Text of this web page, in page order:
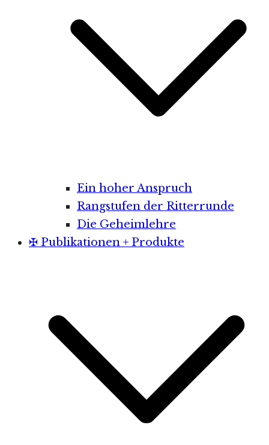
Ein hoher Anspruch
Rangstufen der Ritterrunde
Die Geheimlehre
✠ Publikationen + Produkte